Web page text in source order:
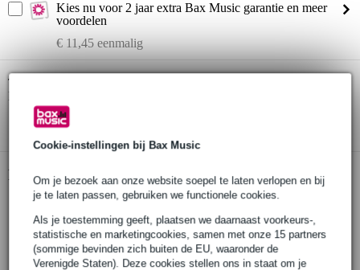
Cookie-instellingen bij Bax Music
Om je bezoek aan onze website soepel te laten verlopen en bij
je te laten passen, gebruiken we functionele cookies.
Als je toestemming geeft, plaatsen we daarnaast voorkeurs-,
statistische en marketingcookies, samen met onze 15 partners
(sommige bevinden zich buiten de EU, waaronder de
Verenigde Staten). Deze cookies stellen ons in staat om je
Kies nu voor 2 jaar extra Bax Music garantie en meer
voordelen
€ 11,45 eenmalig
Twijfel je of de
Doe de check.
Productinformatie
Cre8audio East Beast
synthesizer
inclusief:
5x Nazca Noodles patchkabels